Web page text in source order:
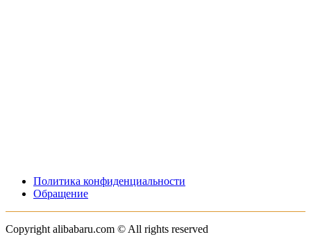
Политика конфиденциальности
Обращение
Copyright alibabaru.com © All rights reserved